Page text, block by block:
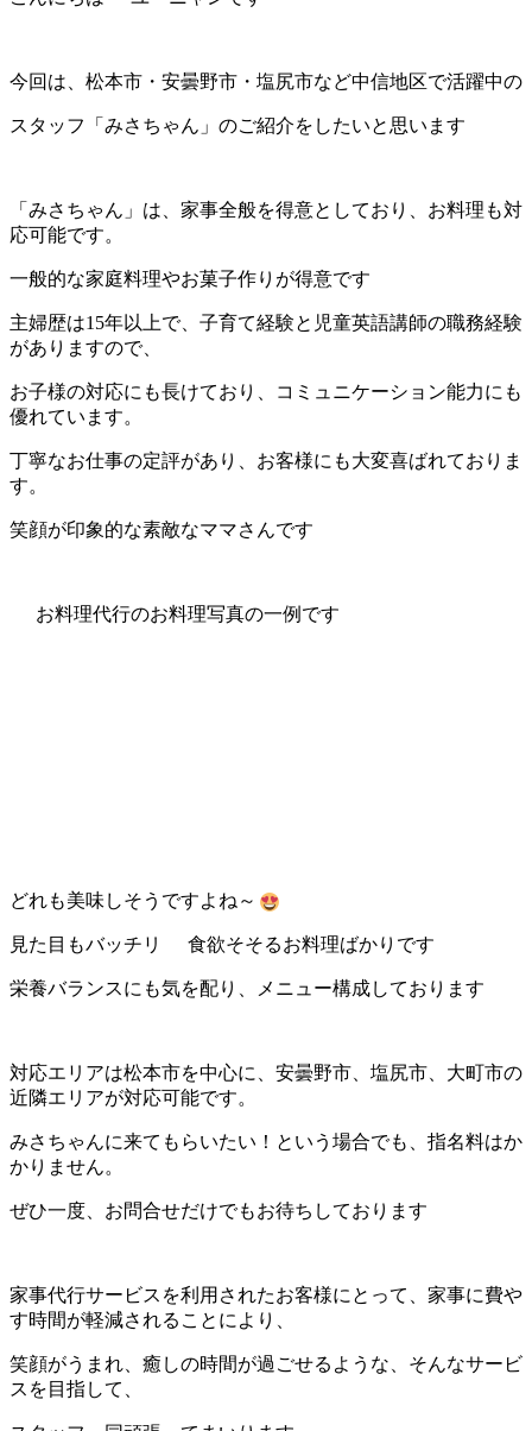
今回は、松本市・安曇野市・塩尻市など中信地区で活躍中の
スタッフ「みさちゃん」のご紹介をしたいと思います
「みさちゃん」は、家事全般を得意としており、お料理も対
応可能です。
一般的な家庭料理やお菓子作りが得意です
主婦歴は15年以上で、子育て経験と児童英語講師の職務経験
がありますので、
お子様の対応にも長けており、コミュニケーション能力にも
優れています。
丁寧なお仕事の定評があり、お客様にも大変喜ばれておりま
す。
笑顔が印象的な素敵なママさんです
お料理代行のお料理写真の一例です
どれも美味しそうですよね～
見た目もバッチリ 食欲そそるお料理ばかりです
栄養バランスにも気を配り、メニュー構成しております
対応エリアは松本市を中心に、安曇野市、塩尻市、大町市の
近隣エリアが対応可能です。
みさちゃんに来てもらいたい！という場合でも、指名料はか
かりません。
ぜひ一度、お問合せだけでもお待ちしております
家事代行サービスを利用されたお客様にとって、家事に費や
す時間が軽減されることにより、
笑顔がうまれ、癒しの時間が過ごせるような、そんなサービ
スを目指して、